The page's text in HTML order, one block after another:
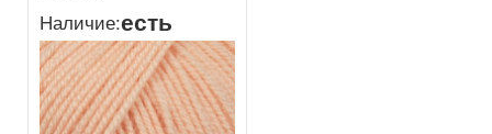
Наличие:есть